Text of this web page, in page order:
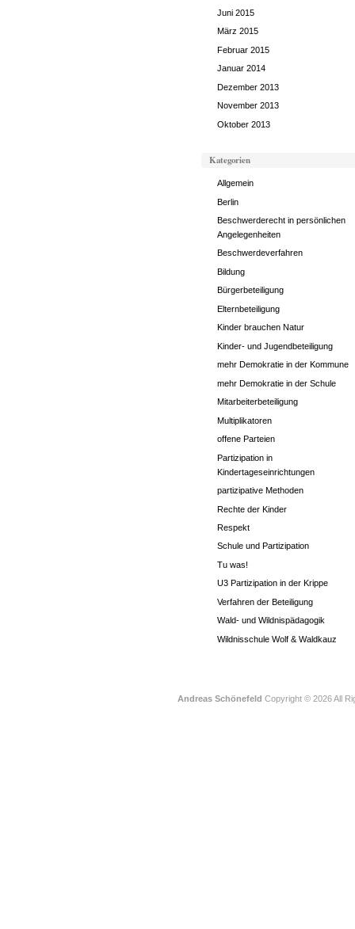
Juni 2015
März 2015
Februar 2015
Januar 2014
Dezember 2013
November 2013
Oktober 2013
Kategorien
Allgemein
Berlin
Beschwerderecht in persönlichen
Angelegenheiten
Beschwerdeverfahren
Bildung
Bürgerbeteiligung
Elternbeteiligung
Kinder brauchen Natur
Kinder- und Jugendbeteiligung
mehr Demokratie in der Kommune
mehr Demokratie in der Schule
Mitarbeiterbeteiligung
Multiplikatoren
offene Parteien
Partizipation in
Kindertageseinrichtungen
partizipative Methoden
Rechte der Kinder
Respekt
Schule und Partizipation
Tu was!
U3 Partizipation in der Krippe
Verfahren der Beteiligung
Wald- und Wildnispädagogik
Wildnisschule Wolf & Waldkauz
Andreas Schönefeld Copyright © 2026 All